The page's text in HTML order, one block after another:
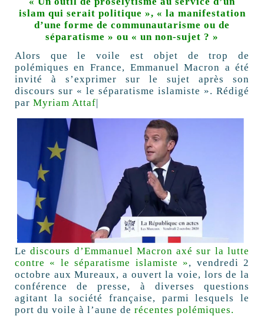
islam qui serait politique », « la manifestation
d’une forme de communautarisme ou de
séparatisme » ou « un non-sujet ? »
Alors que le voile est objet de trop de
polémiques en France, Emmanuel Macron a été
invité à s’exprimer sur le sujet après son
discours sur « le séparatisme islamiste ». Rédigé
par Myriam Attaf
Lediscours d’Emmanuel Macron axé sur la lutte
contre « le séparatisme islamiste », vendredi 2
octobre aux Mureaux, a ouvert la voie, lors de la
conférence de presse, à diverses questions
agitant la société française, parmi lesquels le
port du voile à l’aune de récentes polémiques.